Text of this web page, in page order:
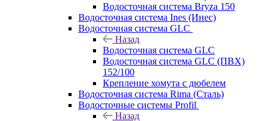
Водосточная система Bryza 150
Водосточная система Ines (Инес)
Водосточная система GLC
Назад
Водосточная система GLC
Водосточная система GLC (ПВХ)
152/100
Крепление хомута с дюбелем
Водосточная система Rima (Сталь)
Водосточные системы Profil
Назад